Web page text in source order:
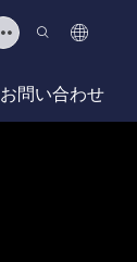
お問い合わせ